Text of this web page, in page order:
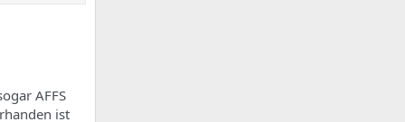
AFFS
ist